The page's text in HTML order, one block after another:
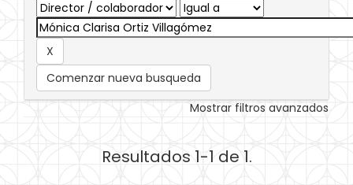
Comenzar nueva busqueda
Mostrar filtros avanzados
Resultados 1-1 de 1.